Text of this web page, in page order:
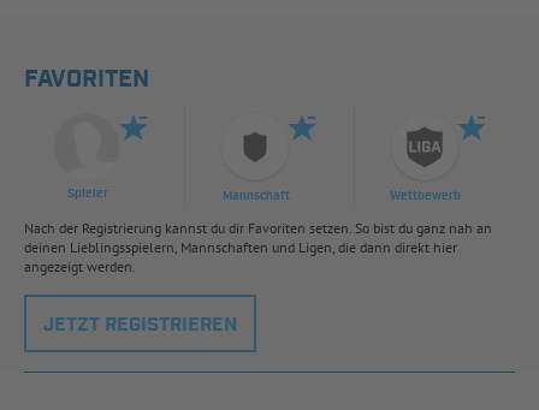
FAVORITEN
Spieler Mannschaft Wettbewerb
Nach der Registrierung kannst du dir Favoriten setzen. So bist du ganz nah an
deinen Lieblingsspielern, Mannschaften und Ligen, die dann direkt hier
angezeigt werden.
JETZT REGISTRIEREN